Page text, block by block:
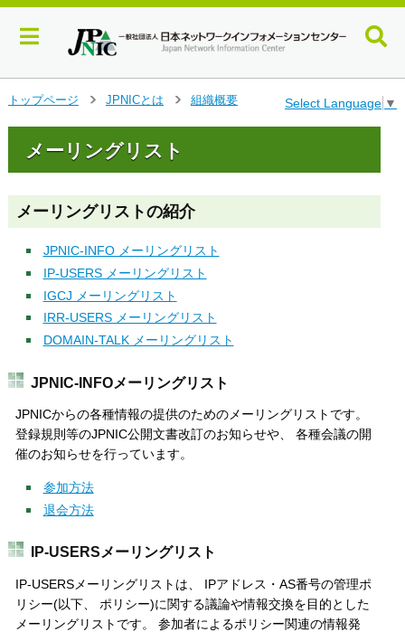
ン
ツ
トップページ
JPNICとは
組織概要 Select Language ▼
メーリングリスト
メーリングリストの紹介
JPNIC-INFO メーリングリスト
IP-USERS メーリングリスト
IGCJ メーリングリスト
IRR-USERS メーリングリスト
DOMAIN-TALK メーリングリスト
JPNIC-INFOメーリングリスト
JPNICからの各種情報の提供のためのメーリングリストです。
登録規則等のJPNIC公開文書改訂のお知らせや、 各種会議の開
催のお知らせを行っています。
参加方法
退会方法
IP-USERSメーリングリスト
IP-USERSメーリングリストは、 IPアドレス・AS番号の管理ポ
リシー(以下、 ポリシー)に関する議論や情報交換を目的とした
メーリングリストです。 参加者によるポリシー関連の情報発